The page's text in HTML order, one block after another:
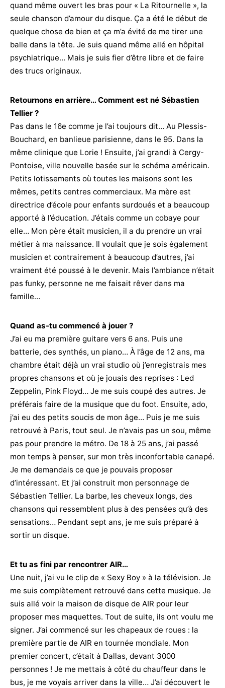
quand même ouvert les bras pour « La Ritournelle », la
seule chanson d’amour du disque. Ça a été le début de
quelque chose de bien et ça m’a évité de me tirer une
balle dans la tête. Je suis quand même allé en hôpital
psychiatrique… Mais je suis fier d’être libre et de faire
des trucs originaux.
Retournons en arrière… Comment est né Sébastien
Tellier ?
Pas dans le 16e comme je l’ai toujours dit… Au Plessis-
Bouchard, en banlieue parisienne, dans le 95. Dans la
même clinique que Lorie ! Ensuite, j’ai grandi à Cergy-
Pontoise, ville nouvelle basée sur le schéma américain.
Petits lotissements où toutes les maisons sont les
mêmes, petits centres commerciaux. Ma mère est
directrice d’école pour enfants surdoués et a beaucoup
apporté à l’éducation. J’étais comme un cobaye pour
elle… Mon père était musicien, il a du prendre un vrai
métier à ma naissance. Il voulait que je sois également
musicien et contrairement à beaucoup d’autres, j’ai
vraiment été poussé à le devenir. Mais l’ambiance n’était
pas funky, personne ne me faisait rêver dans ma
famille…
Quand as-tu commencé à jouer ?
J’ai eu ma première guitare vers 6 ans. Puis une
batterie, des synthés, un piano… À l’âge de 12 ans, ma
chambre était déjà un vrai studio où j’enregistrais mes
propres chansons et où je jouais des reprises : Led
Zeppelin, Pink Floyd… Je me suis coupé des autres. Je
préférais faire de la musique que du foot. Ensuite, ado,
j’ai eu des petits soucis de mon âge… Puis je me suis
retrouvé à Paris, tout seul. Je n’avais pas un sou, même
pas pour prendre le métro. De 18 à 25 ans, j’ai passé
mon temps à penser, sur mon très inconfortable canapé.
Je me demandais ce que je pouvais proposer
d’intéressant. Et j’ai construit mon personnage de
Sébastien Tellier. La barbe, les cheveux longs, des
chansons qui ressemblent plus à des pensées qu’à des
sensations… Pendant sept ans, je me suis préparé à
sortir un disque.
Et tu as fini par rencontrer AIR…
Une nuit, j’ai vu le clip de « Sexy Boy » à la télévision. Je
me suis complètement retrouvé dans cette musique. Je
suis allé voir la maison de disque de AIR pour leur
proposer mes maquettes. Tout de suite, ils ont voulu me
signer. J’ai commencé sur les chapeaux de roues : la
première partie de AIR en tournée mondiale. Mon
premier concert, c’était à Dallas, devant 3000
personnes ! Je me mettais à côté du chauffeur dans le
bus, je me voyais arriver dans la ville… J’ai découvert le